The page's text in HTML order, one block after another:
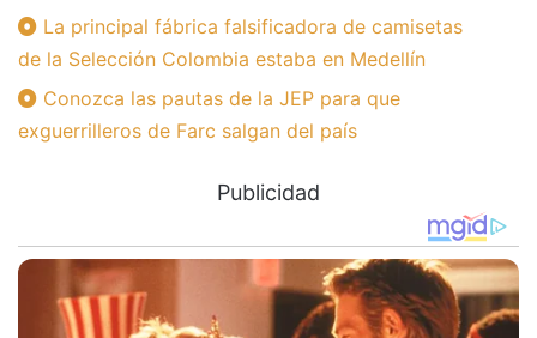
La principal fábrica falsificadora de camisetas
de la Selección Colombia estaba en Medellín
Conozca las pautas de la JEP para que
exguerrilleros de Farc salgan del país
Publicidad